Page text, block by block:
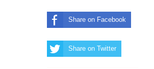
Share on Facebook
Share on Twitter